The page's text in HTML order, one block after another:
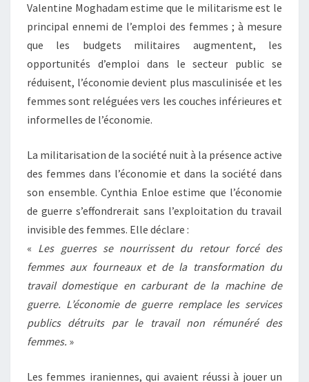
Valentine Moghadam estime que le militarisme est le
principal ennemi de l’emploi des femmes ; à mesure
que les budgets militaires augmentent, les
opportunités d’emploi dans le secteur public se
réduisent, l’économie devient plus masculinisée et les
femmes sont reléguées vers les couches inférieures et
informelles de l’économie.
La militarisation de la société nuit à la présence active
des femmes dans l’économie et dans la société dans
son ensemble. Cynthia Enloe estime que l’économie
de guerre s’effondrerait sans l’exploitation du travail
invisible des femmes. Elle déclare :
« Les guerres se nourrissent du retour forcé des
femmes aux fourneaux et de la transformation du
travail domestique en carburant de la machine de
guerre. L’économie de guerre remplace les services
publics détruits par le travail non rémunéré des
femmes. »
Les femmes iraniennes, qui avaient réussi à jouer un